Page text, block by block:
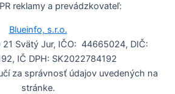
reklamy a prevádzkovateľ:
Blueinfo, s.r.o.
21 Svätý Jur, IČO: 44665024, DIČ:
IČ DPH: SK2022784192
za správnosť údajov uvedených na
stránke.